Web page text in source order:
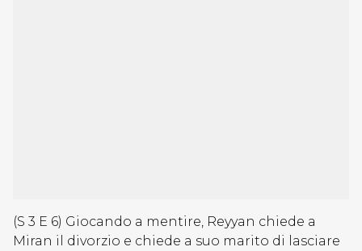
(S 3 E 6) Giocando a mentire, Reyyan chiede a
Miran il divorzio e chiede a suo marito di lasciare